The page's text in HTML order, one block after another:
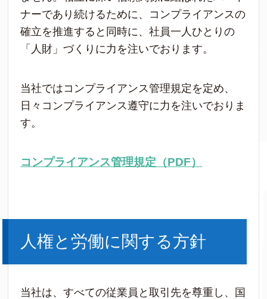
ナーであり続けるために、コンプライアンスの
確立を推進すると同時に、社員一人ひとりの
「人財」づくりに力を注いでおります。
当社ではコンプライアンス管理規定を定め、
日々コンプライアンス遵守に力を注いでおりま
す。
コンプライアンス管理規定（PDF）
人権と労働に関する方針
当社は、すべての従業員と取引先を尊重し、国